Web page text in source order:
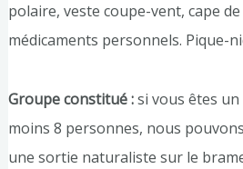
polaire, veste coupe-vent, cape
médicaments personnels. Pique-
Groupe constitué :si vous êtes un
moins 8 personnes, nous
une sortie naturaliste sur le